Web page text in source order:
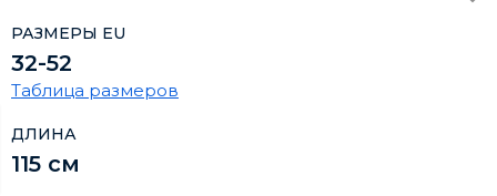
РАЗМЕРЫ EU
32-52
Таблица размеров
ДЛИНА
115 см